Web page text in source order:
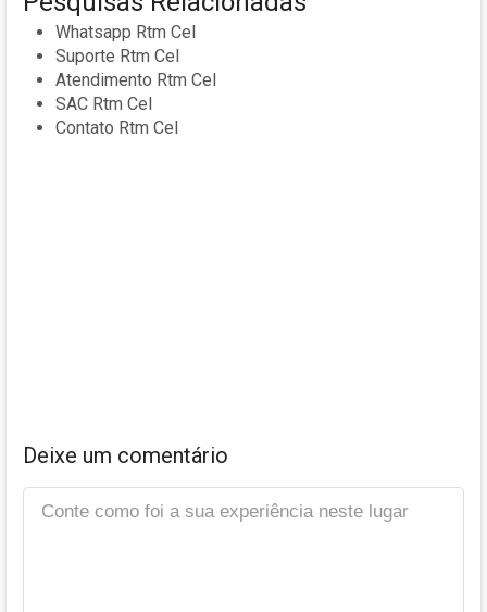
Whatsapp Rtm Cel
Suporte Rtm Cel
Atendimento Rtm Cel
SAC Rtm Cel
Contato Rtm Cel
Deixe um comentário